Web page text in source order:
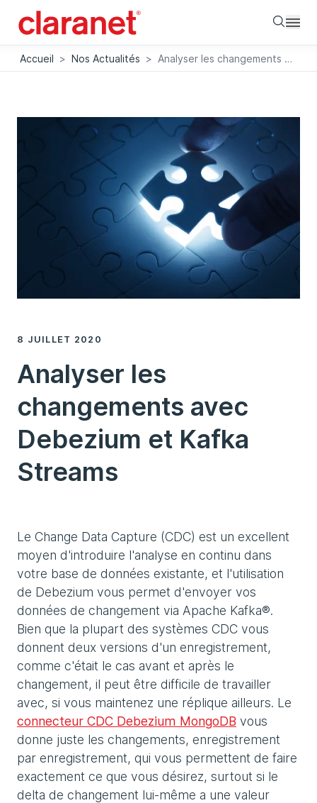
Accueil > Nos Actualités > Analyser les changements avec Debezium et Kafka Streams
8 JUILLET 2020
Analyser les
changements avec
Debezium et Kafka
Streams
Le Change Data Capture (CDC) est un excellent
moyen d'introduire l'analyse en continu dans
votre base de données existante, et l'utilisation
de Debezium vous permet d'envoyer vos
données de changement via Apache Kafka®.
Bien que la plupart des systèmes CDC vous
donnent deux versions d'un enregistrement,
comme c'était le cas avant et après le
changement, il peut être difficile de travailler
avec, si vous maintenez une réplique ailleurs. Le
connecteur CDC Debezium MongoDB vous
donne juste les changements, enregistrement
par enregistrement, qui vous permettent de faire
exactement ce que vous désirez, surtout si le
delta de changement lui-même a une valeur